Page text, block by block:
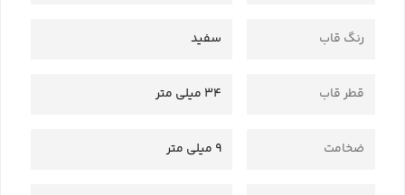
رنگ قاب سفید
قطر قاب 34 میلی متر
ضخامت 9 میلی متر